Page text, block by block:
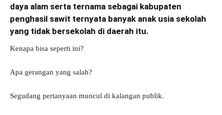
daya alam serta ternama sebagai kabupaten
penghasil sawit ternyata banyak anak usia sekolah
yang tidak bersekolah di daerah itu.
Kenapa bisa seperti ini?
Apa gerangan yang salah?
Segudang pertanyaan muncul di kalangan publik.